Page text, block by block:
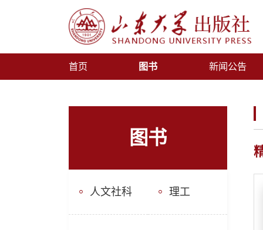
首页 图书 新闻公告
图书
人文社科 理工